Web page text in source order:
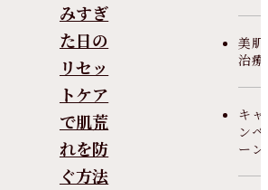
みすぎ
た日の
リセッ
トケア
で肌荒
れを防
ぐ方法
美肌
治療
キャ
ンペ
ーン